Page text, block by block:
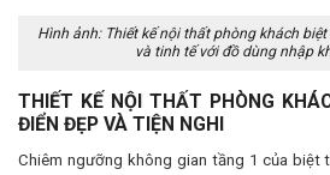
Hình ảnh: Thiết kế nội thất phòng khách
và tinh tế với đồ dùng nhập
THIẾT KẾ NỘI THẤT PHÒNG
ĐIỂN ĐẸP VÀ TIỆN NGHI
Chiêm ngưỡng không gian tầng 1 của biệt